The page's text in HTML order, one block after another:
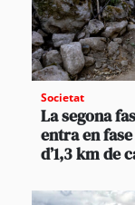
Societat
La segona
entra en
d’1,3 km de